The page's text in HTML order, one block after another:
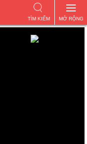
MỞ RỘNG
TÌM KIẾM